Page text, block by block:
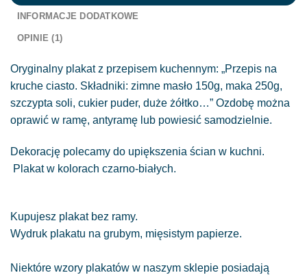
INFORMACJE DODATKOWE
OPINIE (1)
Oryginalny plakat z przepisem kuchennym: „Przepis na
kruche ciasto. Składniki: zimne masło 150g, maka 250g,
szczypta soli, cukier puder, duże żółtko…” Ozdobę można
oprawić w ramę, antyramę lub powiesić samodzielnie.
Dekorację polecamy do upiększenia ścian w kuchni.
Plakat w kolorach czarno-białych.
Kupujesz plakat bez ramy.
Wydruk plakatu na grubym, mięsistym papierze.
Niektóre wzory plakatów w naszym sklepie posiadają